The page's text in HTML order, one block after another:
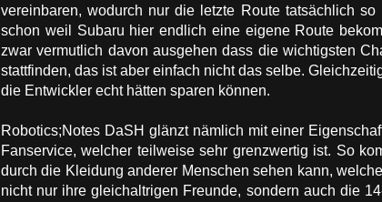
vereinbaren, wodurch nur die letzte Route tatsächlich
schon weil Subaru hier endlich eine eigene Route
zwar vermutlich davon ausgehen dass die wichtigsten
stattfinden, das ist aber einfach nicht das selbe.
die Entwickler echt hätten sparen können.
Robotics;Notes DaSH glänzt nämlich mit einer
Fanservice, welcher teilweise sehr grenzwertig ist. So
durch die Kleidung anderer Menschen sehen kann,
nicht nur ihre gleichaltrigen Freunde, sondern auch die